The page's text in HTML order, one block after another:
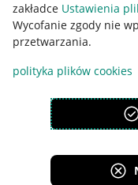
zakładce Ustawienia
Wycofanie zgody nie
przetwarzania.
polityka plików cookies
Korzystanie z serwisu